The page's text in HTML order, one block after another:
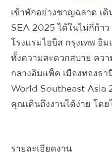
เข้าพักอย่างชาญฉลาด เ
SEA 2025 ได้ในไม่กี่ก้าว
โรงแรมไอบิส กรุงเทพ อิ
ทั้งความสะดวกสบาย คว
กลางอิมแพ็ค เมืองทองธา
World Southeast Asia
คุณเดินถึงงานได้ง่าย โดย
รายละเอียดงาน